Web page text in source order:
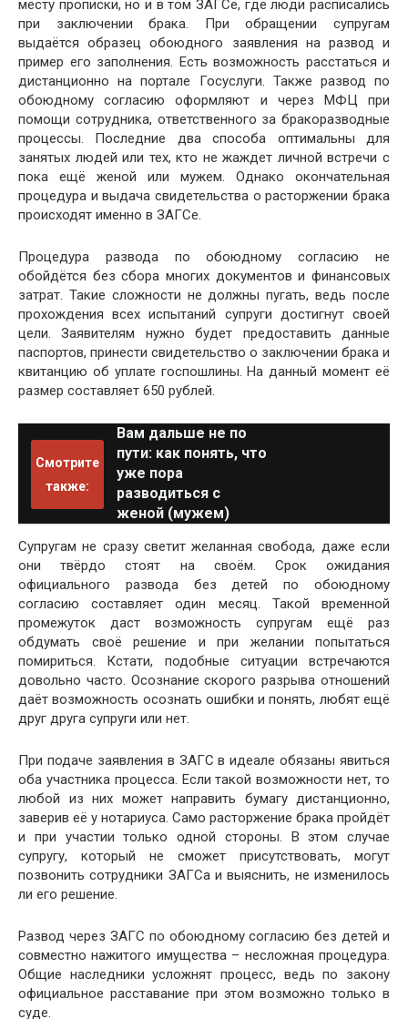
месту прописки, но и в том ЗАГСе, где люди расписались
при заключении брака. При обращении супругам
выдаётся образец обоюдного заявления на развод и
пример его заполнения. Есть возможность расстаться и
дистанционно на портале Госуслуги. Также развод по
обоюдному согласию оформляют и через МФЦ при
помощи сотрудника, ответственного за бракоразводные
процессы. Последние два способа оптимальны для
занятых людей или тех, кто не жаждет личной встречи с
пока ещё женой или мужем. Однако окончательная
процедура и выдача свидетельства о расторжении брака
происходят именно в ЗАГСе.
Процедура развода по обоюдному согласию не
обойдётся без сбора многих документов и финансовых
затрат. Такие сложности не должны пугать, ведь после
прохождения всех испытаний супруги достигнут своей
цели. Заявителям нужно будет предоставить данные
паспортов, принести свидетельство о заключении брака и
квитанцию об уплате госпошлины. На данный момент её
размер составляет 650 рублей.
Смотрите
также:
Вам дальше не по
пути: как понять, что
уже пора
разводиться с
женой (мужем)
Супругам не сразу светит желанная свобода, даже если
они твёрдо стоят на своём. Срок ожидания
официального развода без детей по обоюдному
согласию составляет один месяц. Такой временной
промежуток даст возможность супругам ещё раз
обдумать своё решение и при желании попытаться
помириться. Кстати, подобные ситуации встречаются
довольно часто. Осознание скорого разрыва отношений
даёт возможность осознать ошибки и понять, любят ещё
друг друга супруги или нет.
При подаче заявления в ЗАГС в идеале обязаны явиться
оба участника процесса. Если такой возможности нет, то
любой из них может направить бумагу дистанционно,
заверив её у нотариуса. Само расторжение брака пройдёт
и при участии только одной стороны. В этом случае
супругу, который не сможет присутствовать, могут
позвонить сотрудники ЗАГСа и выяснить, не изменилось
ли его решение.
Развод через ЗАГС по обоюдному согласию без детей и
совместно нажитого имущества – несложная процедура.
Общие наследники усложнят процесс, ведь по закону
официальное расставание при этом возможно только в
суде.